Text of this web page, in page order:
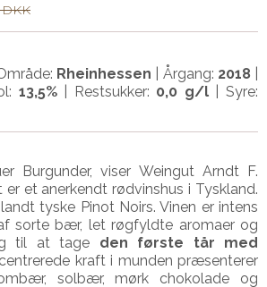
Rheinhessen | Årgang: 2018|
13,5%| Restsukker: 0,0 g/l
| Syre:
Burgunder, viser Weingut Arndt F.
er et anerkendt rødvinshus i Tyskland.
tyske Pinot Noirs. Vinen er intens
sorte bær, let røgfyldte aromaer og
til at tage den første tår med
kraft i munden præsenterer
solbær, mørk chokolade og